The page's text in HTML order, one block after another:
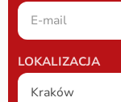
LOKALIZACJA